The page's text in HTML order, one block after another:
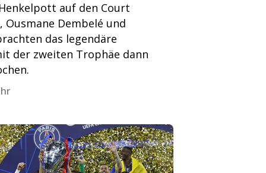
auf den Court
Dembelé und
das legendäre
der zweiten Trophäe dann